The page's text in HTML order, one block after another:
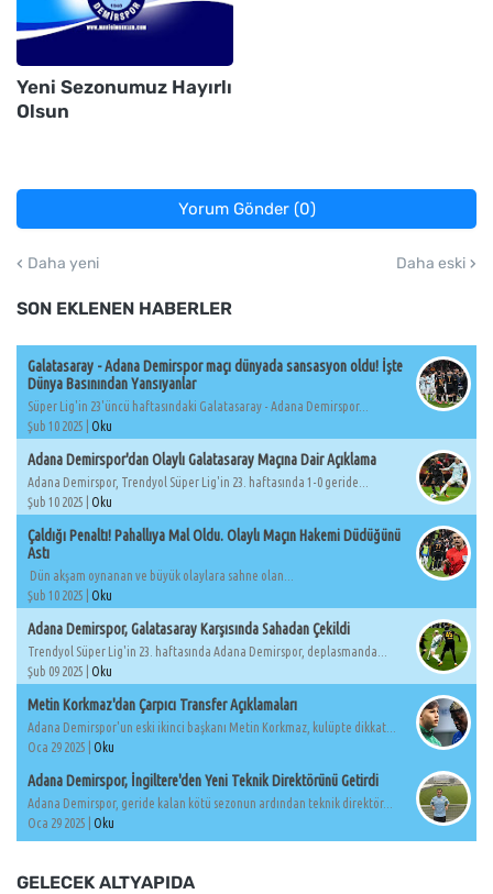
Yeni Sezonumuz Hayırlı
Olsun
Yorum Gönder (0)
Daha yeni Daha eski
SON EKLENEN HABERLER
Galatasaray - Adana Demirspor maçı dünyada sansasyon oldu! İşte
Dünya Basınından Yansıyanlar
Süper Lig'in 23'üncü haftasındaki Galatasaray - Adana Demirspor...
Şub 10 2025 | Oku
Adana Demirspor'dan Olaylı Galatasaray Maçına Dair Açıklama
Adana Demirspor, Trendyol Süper Lig'in 23. haftasında 1-0 geride...
Şub 10 2025 | Oku
Çaldığı Penaltı! Pahallıya Mal Oldu. Olaylı Maçın Hakemi Düdüğünü
Astı
Dün akşam oynanan ve büyük olaylara sahne olan...
Şub 10 2025 | Oku
Adana Demirspor, Galatasaray Karşısında Sahadan Çekildi
Trendyol Süper Lig'in 23. haftasında Adana Demirspor, deplasmanda...
Şub 09 2025 | Oku
Metin Korkmaz'dan Çarpıcı Transfer Açıklamaları
Adana Demirspor'un eski ikinci başkanı Metin Korkmaz, kulüpte dikkat...
Oca 29 2025 | Oku
Adana Demirspor, İngiltere'den Yeni Teknik Direktörünü Getirdi
Adana Demirspor, geride kalan kötü sezonun ardından teknik direktör...
Oca 29 2025 | Oku
GELECEK ALTYAPIDA